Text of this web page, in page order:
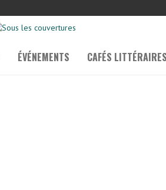
ÉVÉNEMENTS CAFÉS